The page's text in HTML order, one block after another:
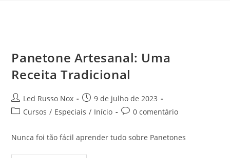
Panetone Artesanal: Uma
Receita Tradicional
Led Russo Nox
9 de julho de 2023
Cursos / Especiais / Início 0 comentário
Nunca foi tão fácil aprender tudo sobre Panetones